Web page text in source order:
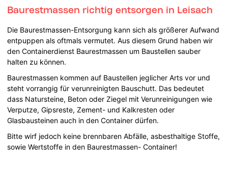
Baurestmassen richtig entsorgen in Leisach
Die Baurestmassen-Entsorgung kann sich als größerer Aufwand
entpuppen als oftmals vermutet. Aus diesem Grund haben wir
den Containerdienst Baurestmassen um Baustellen sauber
halten zu können.
Baurestmassen kommen auf Baustellen jeglicher Arts vor und
steht vorrangig für verunreinigten Bauschutt. Das bedeutet
dass Natursteine, Beton oder Ziegel mit Verunreinigungen wie
Verputze, Gipsreste, Zement- und Kalkresten oder
Glasbausteinen auch in den Container dürfen.
Bitte wirf jedoch keine brennbaren Abfälle, asbesthaltige Stoffe,
sowie Wertstoffe in den Baurestmassen- Container!